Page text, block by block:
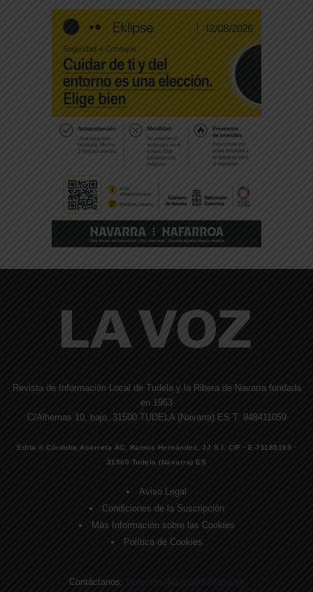
Revista de Información Local de Tudela y la Ribera de Navarra fundada
en 1953
C/Alhemas 10, bajo. 31500 TUDELA (Navarra) ES T. 948411059
Edita © Córdoba Acarreta AC, Ramos Hernández, JJ S.I. CIF · E-71185169 ·
31500 Tudela (Navarra) ES
Aviso Legal
Condiciones de la Suscripción
Más Información sobre las Cookies
Política de Cookies
Contáctanos: direccion@lavozdelaribera.es